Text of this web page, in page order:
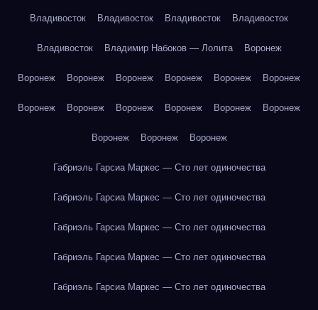
Владивосток Владивосток Владивосток Владивосток
Владивосток Владимир Набоков — Лолита Воронеж
Воронеж Воронеж Воронеж Воронеж Воронеж Воронеж
Воронеж Воронеж Воронеж Воронеж Воронеж Воронеж
Воронеж Воронеж Воронеж
Габриэль Гарсиа Маркес — Сто лет одиночества
Габриэль Гарсиа Маркес — Сто лет одиночества
Габриэль Гарсиа Маркес — Сто лет одиночества
Габриэль Гарсиа Маркес — Сто лет одиночества
Габриэль Гарсиа Маркес — Сто лет одиночества